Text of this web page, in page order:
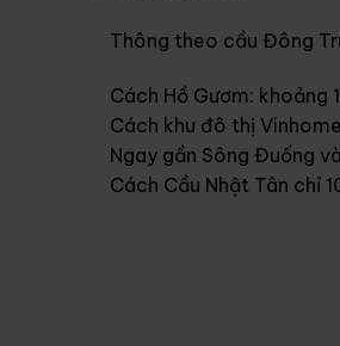
Thông theo cầu Đông
Cách Hồ Gươm: khoảng
Cách khu đô thị
Ngay gần Sông Đuống
Cách Cầu Nhật Tân chỉ